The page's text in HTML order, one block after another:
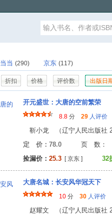
当当 (290) 京东 (117)
折扣 价格 评价数 出版日
开元盛世：大唐的空前繁荣
8.8 分 29 人评价
靳小龙 （辽宁人民出版社
定 价：78.0 页
捡漏价： 25.3 [ 京东 ] 32
大唐名城：长安风华冠天下
10 分 30 人评价
赵耀文 （辽宁人民出版社